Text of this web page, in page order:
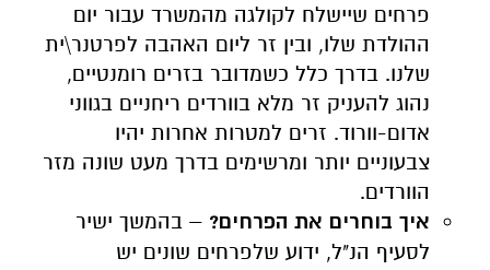
פרחים שיישלח לקולגה מהמשרד עבור יום
ההולדת שלו, ובין זר ליום האהבה לפרטנר\ית
שלנו. בדרך כלל כשמדובר בזרים רומנטיים,
נהוג להעניק זר מלא בוורדים ריחניים בגווני
אדום-וורוד. זרים למטרות אחרות יהיו
צבעוניים יותר ומרשימים בדרך מעט שונה מזר
הוורדים.
איך בוחרים את הפרחים? – בהמשך ישיר
לסעיף הנ"ל, ידוע שלפרחים שונים יש